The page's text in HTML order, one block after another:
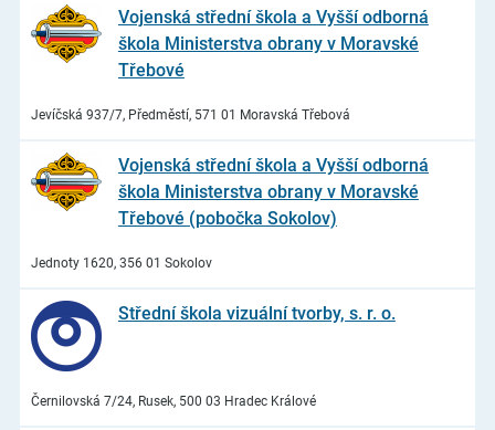
Vojenská střední škola a Vyšší odborná
škola Ministerstva obrany v Moravské
Třebové
Jevíčská 937/7, Předměstí, 571 01 Moravská Třebová
Vojenská střední škola a Vyšší odborná
škola Ministerstva obrany v Moravské
Třebové (pobočka Sokolov)
Jednoty 1620, 356 01 Sokolov
Střední škola vizuální tvorby, s. r. o.
Černilovská 7/24, Rusek, 500 03 Hradec Králové